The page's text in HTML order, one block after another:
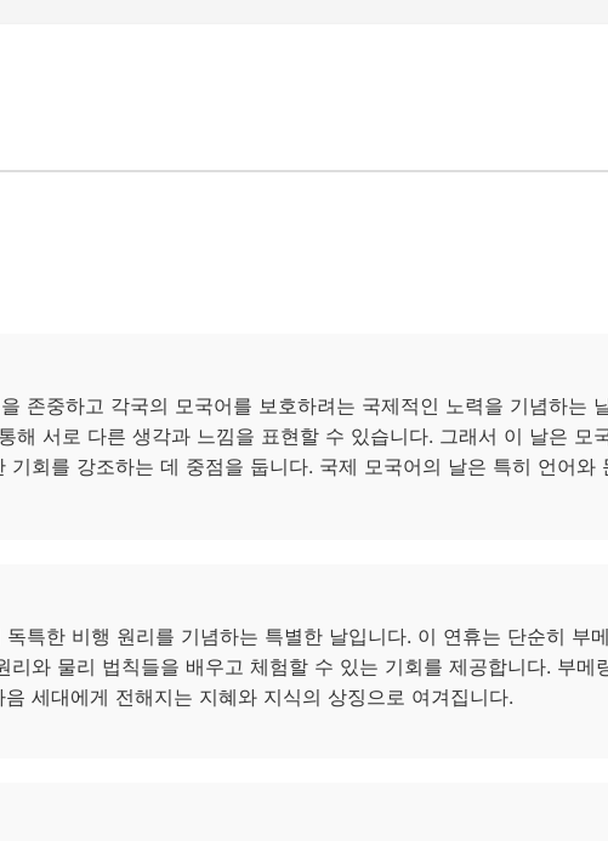
존중하고 각국의 모국어를 보호하려는 국제적인 노력을 기념하는
해 서로 다른 생각과 느낌을 표현할 수 있습니다. 그래서 이 날은 모
기회를 강조하는 데 중점을 둡니다. 국제 모국어의 날은 특히 언어와
특한 비행 원리를 기념하는 특별한 날입니다. 이 연휴는 단순히 부
리와 물리 법칙들을 배우고 체험할 수 있는 기회를 제공합니다. 부메
세대에게 전해지는 지혜와 지식의 상징으로 여겨집니다.